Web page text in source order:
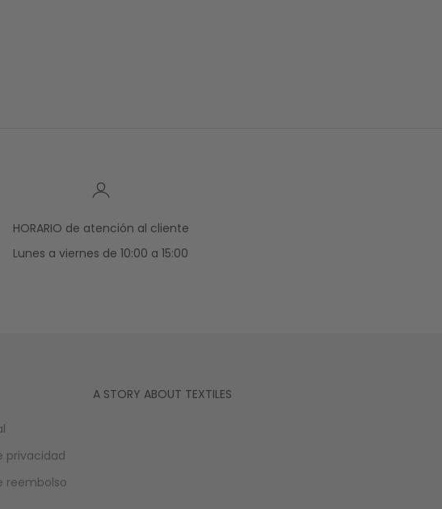
HORARIO de atención al cliente
Lunes a viernes de 10:00 a 15:00
privacidad
reembolso
A STORY ABOUT TEXTILES